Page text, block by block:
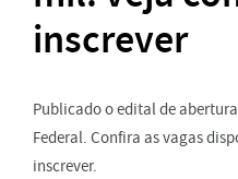
inscrever
Publicado o edital de
Federal. Confira as vagas
inscrever.